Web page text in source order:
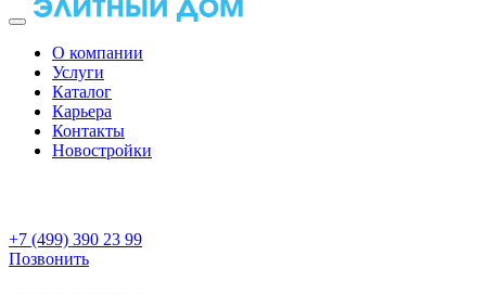
О компании
Услуги
Каталог
Карьера
Контакты
Новостройки
+7 (499) 390 23 99
Позвонить